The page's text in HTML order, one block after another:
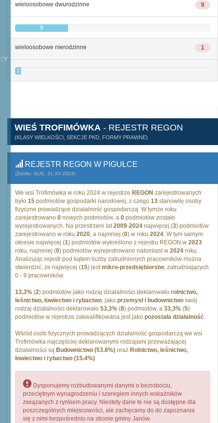
9
wieloosobowe dwurodzinne
9
1
wieloosobowe nierodzinne
1
WIEŚ TROFIMÓWKA - REJESTR REGON
(KLASY WIELKOŚCI, SEKCJE PKD, FORMY PRAWNE)
REJESTR REGON W PIGUŁCE
(Źródło: GUS, 31.XII.2024)
We wsi Trofimówka w roku 2024 w rejestrze REGON zarejestrowanych
było 15 podmiotów gospodarki narodowej, z czego 13 stanowiły osoby
fizyczne prowadzące działalność gospodarczą. W tymże roku
zarejestrowano 0 nowych podmiotów, a 0 podmiotów zostało
wyrejestrowanych. Na przestrzeni lat2009-2024 najwięcej (3) podmiotów
zarejestrowano w roku 2020, a najmniej (0) w roku 2024. W tym samym
okresie najwięcej (1) podmiotów wykreślono z rejestru REGON w 2023
roku, najmniej (0) podmiotów wyrejestrowano natomiast w 2024 roku.
Analizując rejestr pod kątem liczby zatrudnionych pracowników można
stwierdzić, że najwięcej (15) jestmikro-przedsiębiorstw, zatrudniających
0 - 9 pracowników.
13,3% (2) podmiotów jako rodzaj działalności deklarowało rolnictwo,
leśnictwo, łowiectwo i rybactwo, jako przemysł i budownictwo swój
rodzaj działalności deklarowało 53,3% (8) podmiotów, a 33,3% (5)
podmiotów w rejestrze zakwalifikowana jest jako pozostała działalność.
Wśród osób fizycznych prowadzących działalność gospodarczą we wsi
Trofimówka najczęściej deklarowanymi rodzajami przeważającej
działalności są Budownictwo (53.8%) oraz Rolnictwo, leśnictwo,
łowiectwo i rybactwo (15.4%).
Dysponujemy rozbudowanymi danymi o bezrobociu,
przeciętnym wynagrodzeniu i szeregiem innych wskaźników
związanych z rynkiem pracy. Niestety dane te nie są dostępne dla
poszczególnych miejscowości, ale zachęcamy do do zapoznania
się z nimi bezpośrednio na stronie gminy Janów.